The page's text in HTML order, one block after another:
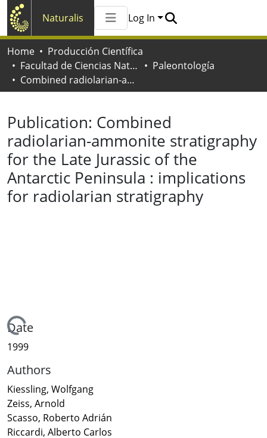
Naturalis
All of Naturalis
Log In
Home
Producción Científica
Facultad de Ciencias Naturales y Museo
Paleontología
Combined radiolarian-ammonite stratigraphy for the Late Jurassic of the Antarctic Peninsula : implications for radiolarian stratigraphy
Publication: Combined
radiolarian-ammonite stratigraphy
for the Late Jurassic of the
Antarctic Peninsula : implications
for radiolarian stratigraphy
Loading...
Date
1999
Authors
Kiessling, Wolfgang
Zeiss, Arnold
Scasso, Roberto Adrián
Riccardi, Alberto Carlos